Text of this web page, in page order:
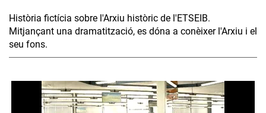
Història fictícia sobre l'Arxiu històric de l'ETSEIB.
Mitjançant una dramatització, es dóna a conèixer l'Arxiu i el
seu fons.